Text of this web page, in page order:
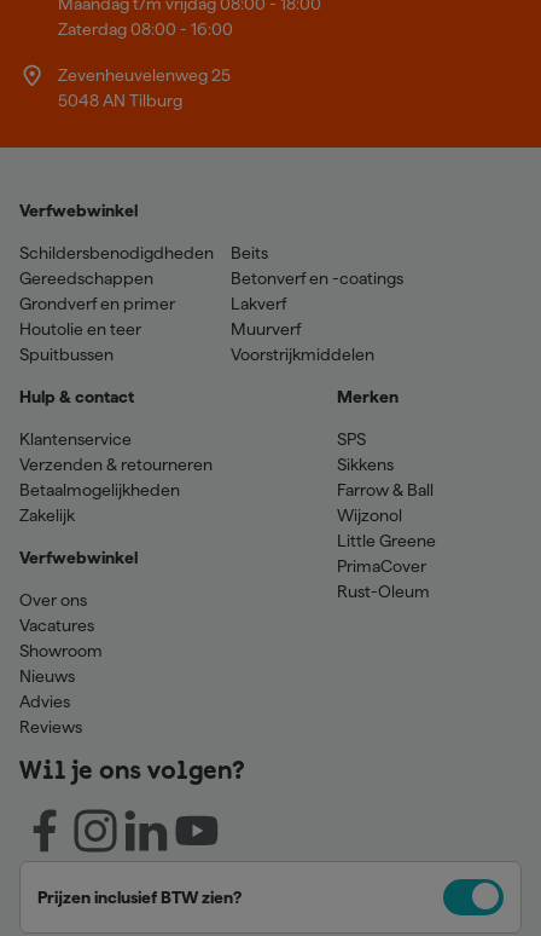
Zaterdag 08:00 - 16:00
Zevenheuvelenweg 25
5048 AN Tilburg
Verfwebwinkel
Schildersbenodigdheden
Gereedschappen
Grondverf en primer
Houtolie en teer
Spuitbussen
Beits
Betonverf en -coatings
Lakverf
Muurverf
Voorstrijkmiddelen
Hulp & contact
Klantenservice
Verzenden & retourneren
Betaalmogelijkheden
Zakelijk
Verfwebwinkel
Over ons
Vacatures
Showroom
Nieuws
Advies
Reviews
Merken
SPS
Sikkens
Farrow & Ball
Wijzonol
Little Greene
PrimaCover
Rust-Oleum
Wil je ons volgen?
Prijzen inclusief BTW zien?